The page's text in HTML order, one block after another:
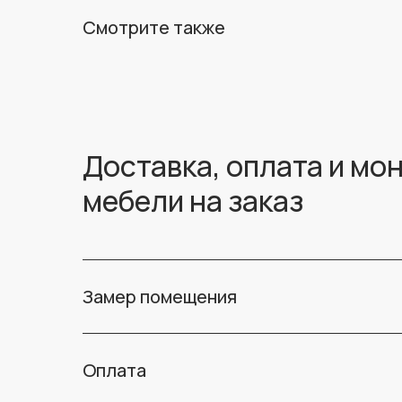
Смотрите также
Доставка, оплата и
мебели на заказ
Замер помещения
Оплата